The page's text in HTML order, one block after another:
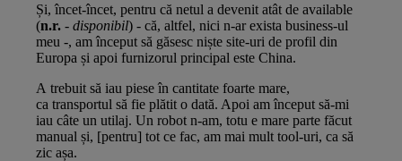
Și, încet-încet, pentru că netul a devenit atât de available
(n.r. - disponibil) - că, altfel, nici n-ar exista business-ul
meu -, am început să găsesc niște site-uri de profil din
Europa și apoi furnizorul principal este China.
A trebuit să iau piese în cantitate foarte mare,
ca transportul să fie plătit o dată. Apoi am început să-mi
iau câte un utilaj. Un robot n-am, totu e mare parte făcut
manual și, [pentru] tot ce fac, am mai mult tool-uri, ca să
zic așa.